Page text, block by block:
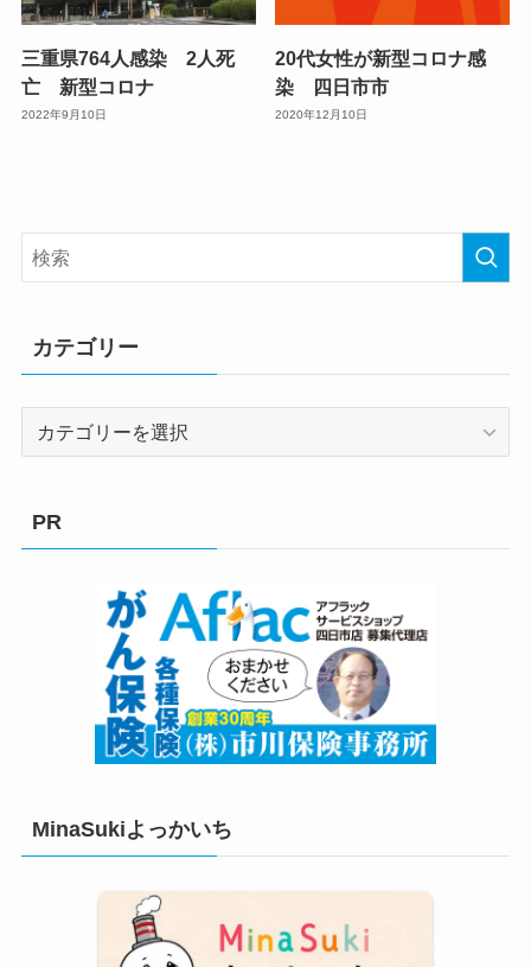
三重県764人感染 2人死
亡 新型コロナ
2022年9月10日
20代女性が新型コロナ感
染 四日市市
2020年12月10日
カテゴリー
PR
MinaSukiよっかいち